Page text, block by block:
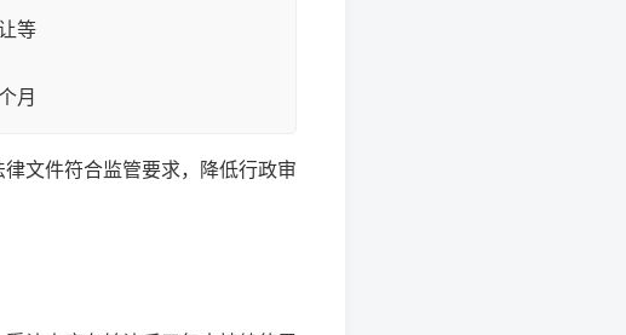
等
月
文件符合监管要求，降低行政审